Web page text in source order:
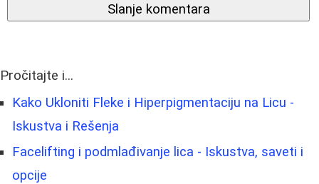
Slanje komentara
Pročitajte i...
Kako Ukloniti Fleke i Hiperpigmentaciju na Licu -
Iskustva i Rešenja
Facelifting i podmlađivanje lica - Iskustva, saveti i
opcije